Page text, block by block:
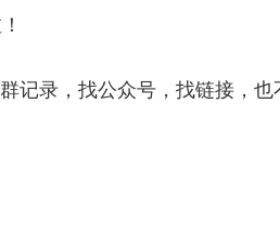
记录，找公众号，找链接，也